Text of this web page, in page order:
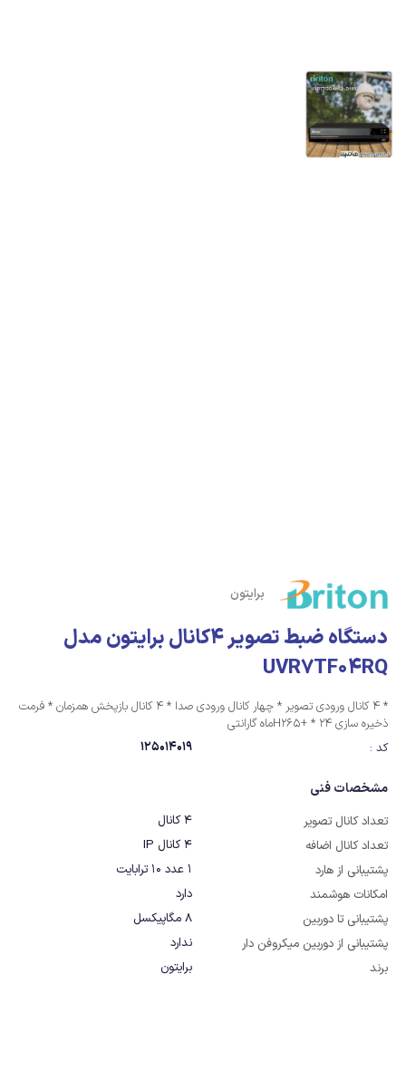
برایتون
دستگاه ضبط تصویر 4کانال برایتون مدل
UVR7TF04RQ
* 4 کانال ورودی تصویر * چهار کانال ورودی صدا * 4 کانال بازپخش همزمان * فرمت
ذخیره سازی H265+ * 24ماه گارانتی
کد :
125014019
مشخصات فنی
تعداد کانال تصویر
4 کانال
تعداد کانال اضافه
4 کانال IP
پشتیبانی از هارد
1 عدد 10 ترابایت
امکانات هوشمند
دارد
پشتیبانی تا دوربین
8 مگاپیکسل
پشتیبانی از دوربین میکروفن دار
ندارد
برند
برایتون